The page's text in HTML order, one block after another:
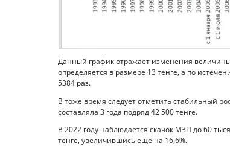
Данный график отражает изменения
определяется в размере 13 тенге, а по
5384 раз.
В тоже время следует отметить стабильный
составляла 3 года подряд 42 500 тенге.
В 2022 году наблюдается скачок МЗП до 60
тенге, увеличившись еще на 16,6%.